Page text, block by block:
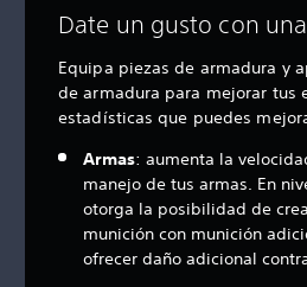
Date un gusto con
Equipa piezas de armadura y
de armadura para mejorar tus
estadísticas que puedes
Armas: aumenta la
manejo de tus armas. En
otorga la posibilidad de
munición con munición
ofrecer daño adicional